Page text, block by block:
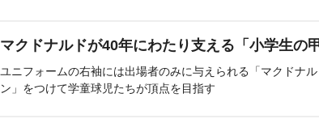
マクドナルドが40年にわたり支える「小学生の甲
ユニフォームの右袖には出場者のみに与えられる「マクドナ
ン」をつけて学童球児たちが頂点を目指す